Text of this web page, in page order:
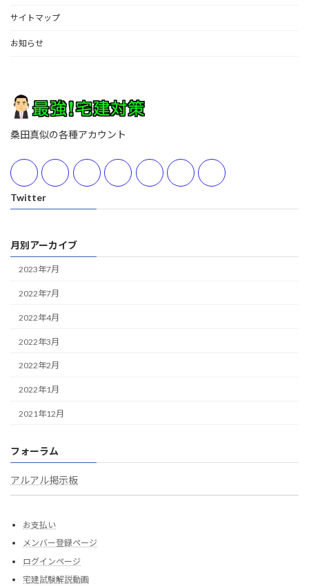
サイトマップ
お知らせ
桑田真似の各種アカウント
Twitter
月別アーカイブ
2023年7月
2022年7月
2022年4月
2022年3月
2022年2月
2022年1月
2021年12月
フォーラム
アルアル掲示板
お支払い
メンバー登録ページ
ログインページ
宅建試験解説動画